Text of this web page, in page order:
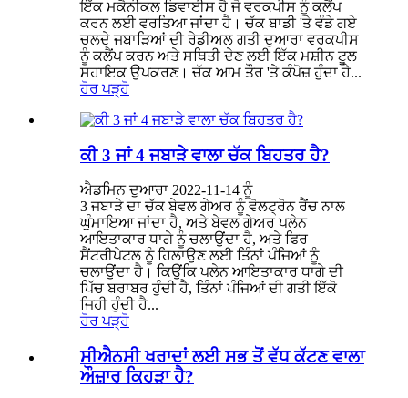
ਇੱਕ ਮਕੈਨੀਕਲ ਡਿਵਾਈਸ ਹੈ ਜੋ ਵਰਕਪੀਸ ਨੂੰ ਕਲੈਂਪ
ਕਰਨ ਲਈ ਵਰਤਿਆ ਜਾਂਦਾ ਹੈ। ਚੱਕ ਬਾਡੀ 'ਤੇ ਵੰਡੇ ਗਏ
ਚਲਦੇ ਜਬਾੜਿਆਂ ਦੀ ਰੇਡੀਅਲ ਗਤੀ ਦੁਆਰਾ ਵਰਕਪੀਸ
ਨੂੰ ਕਲੈਂਪ ਕਰਨ ਅਤੇ ਸਥਿਤੀ ਦੇਣ ਲਈ ਇੱਕ ਮਸ਼ੀਨ ਟੂਲ
ਸਹਾਇਕ ਉਪਕਰਣ। ਚੱਕ ਆਮ ਤੌਰ 'ਤੇ ਕੰਪੋਜ਼ ਹੁੰਦਾ ਹੈ...
ਹੋਰ ਪੜ੍ਹੋ
ਕੀ 3 ਜਾਂ 4 ਜਬਾੜੇ ਵਾਲਾ ਚੱਕ ਬਿਹਤਰ ਹੈ?
ਐਡਮਿਨ ਦੁਆਰਾ 2022-11-14 ਨੂੰ
3 ਜਬਾੜੇ ਦਾ ਚੱਕ ਬੇਵਲ ਗੇਅਰ ਨੂੰ ਵੋਲਟ੍ਰੋਨ ਰੈਂਚ ਨਾਲ
ਘੁੰਮਾਇਆ ਜਾਂਦਾ ਹੈ, ਅਤੇ ਬੇਵਲ ਗੇਅਰ ਪਲੇਨ
ਆਇਤਾਕਾਰ ਧਾਗੇ ਨੂੰ ਚਲਾਉਂਦਾ ਹੈ, ਅਤੇ ਫਿਰ
ਸੈਂਟਰੀਪੇਟਲ ਨੂੰ ਹਿਲਾਉਣ ਲਈ ਤਿੰਨਾਂ ਪੰਜਿਆਂ ਨੂੰ
ਚਲਾਉਂਦਾ ਹੈ। ਕਿਉਂਕਿ ਪਲੇਨ ਆਇਤਾਕਾਰ ਧਾਗੇ ਦੀ
ਪਿੱਚ ਬਰਾਬਰ ਹੁੰਦੀ ਹੈ, ਤਿੰਨਾਂ ਪੰਜਿਆਂ ਦੀ ਗਤੀ ਇੱਕੋ
ਜਿਹੀ ਹੁੰਦੀ ਹੈ...
ਹੋਰ ਪੜ੍ਹੋ
ਸੀਐਨਸੀ ਖਰਾਦਾਂ ਲਈ ਸਭ ਤੋਂ ਵੱਧ ਕੱਟਣ ਵਾਲਾ
ਔਜ਼ਾਰ ਕਿਹੜਾ ਹੈ?